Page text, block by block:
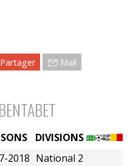
Partager Mail
DIVISIONS
2018 National 2